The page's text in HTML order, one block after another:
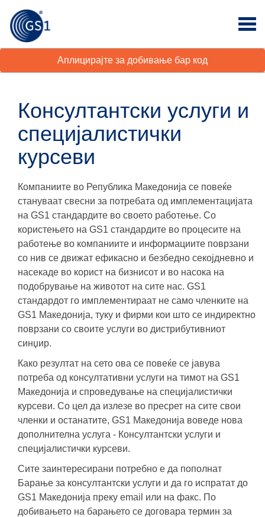
Аплицирајте за добивање бар код
Консултантски услуги и
специјалистички
курсеви
Компаниите во Република Македонија се повеќе
стануваат свесни за потребата од имплементацијата
на GS1 стандардите во своето работење. Со
користењето на GS1 стандардите во процесите на
работење во компаниите и информациите поврзани
со нив се движат ефикасно и безбедно секојдневно и
насекаде во корист на бизнисот и во насока на
подобрување на животот на сите нас. GS1
стандардот го имплементираат не само членките на
GS1 Македонија, туку и фирми кои што се индиректно
поврзани со своите услуги во дистрибутивниот
синџир.
Како резултат на сето ова се повеќе се јавува
потреба од консултативни услуги на тимот на GS1
Mакедонија и спроведување на специјалистички
курсеви. Со цел да излезе во пресрет на сите свои
членки и останатите, GS1 Македонија воведе нова
дополнителна услуга - Консултантски услуги и
специјалистички курсеви.
Сите заинтересирани потребно е да пополнат
Барање за консултантски услуги и да го испратат до
GS1 Македонија преку email или на факс. По
добивањето на барањето се договара термин за